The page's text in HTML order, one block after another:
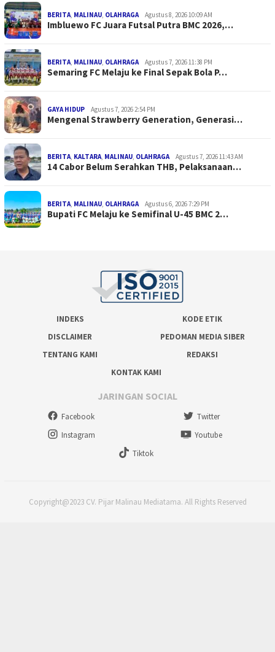
BERITA, MALINAU, OLAHRAGA Agustus 8, 2026 10:09 AM
Imbluewo FC Juara Futsal Putra BMC 2026,…
BERITA, MALINAU, OLAHRAGA Agustus 7, 2026 11:38 PM
Semaring FC Melaju ke Final Sepak Bola P…
GAYA HIDUP Agustus 7, 2026 2:54 PM
Mengenal Strawberry Generation, Generasi…
BERITA, KALTARA, MALINAU, OLAHRAGA Agustus 7, 2026 11:43 AM
14 Cabor Belum Serahkan THB, Pelaksanaan…
BERITA, MALINAU, OLAHRAGA Agustus 6, 2026 7:29 PM
Bupati FC Melaju ke Semifinal U-45 BMC 2…
INDEKS
KODE ETIK
DISCLAIMER
PEDOMAN MEDIA SIBER
TENTANG KAMI
REDAKSI
KONTAK KAMI
JARINGAN SOCIAL
Facebook
Twitter
Instagram
Youtube
Tiktok
Copyright@2023 CV. Pijar Malinau Mediatama. All Rights Reserved